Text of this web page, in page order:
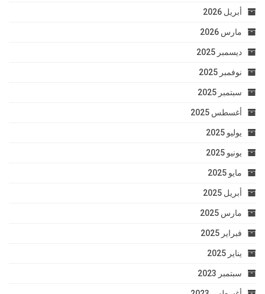
أبريل 2026
مارس 2026
ديسمبر 2025
نوفمبر 2025
سبتمبر 2025
أغسطس 2025
يوليو 2025
يونيو 2025
مايو 2025
أبريل 2025
مارس 2025
فبراير 2025
يناير 2025
سبتمبر 2023